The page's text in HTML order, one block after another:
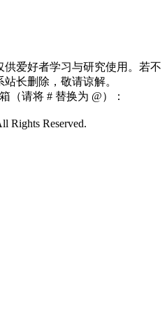
爱好者学习与研究使用。若不
长删除，敬请谅解。
（请将 # 替换为 @）：
Rights Reserved.